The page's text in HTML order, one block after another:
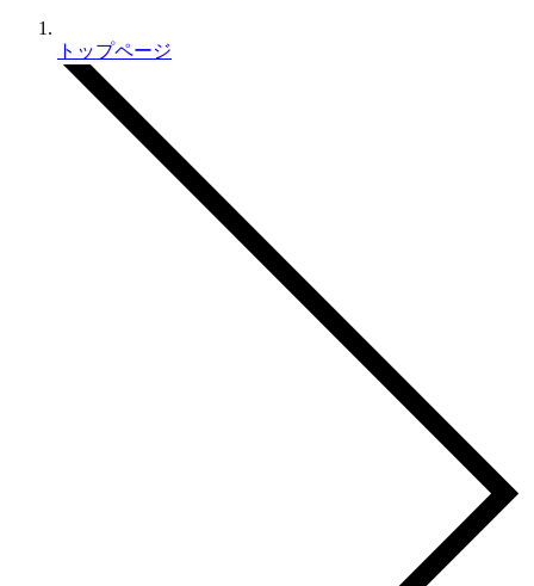
トップページ